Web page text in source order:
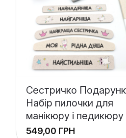
Сестричко
Набір пилочки для
манікюру і
ГРН